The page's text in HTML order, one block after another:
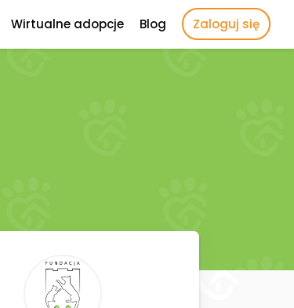
Wirtualne adopcje Blog Zaloguj się